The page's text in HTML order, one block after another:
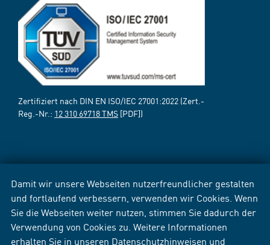
Damit wir unsere Webseiten nutzerfreundlicher gestalten
und fortlaufend verbessern, verwenden wir Cookies. Wenn
Sie die Webseiten weiter nutzen, stimmen Sie dadurch der
Verwendung von Cookies zu. Weitere Informationen
erhalten Sie in unseren Datenschutzhinweisen und
Zertifiziert nach DIN EN ISO/IEC 27001:2022 (Zert.-
Reg.-Nr.: 12 310 69718 TMS [PDF])